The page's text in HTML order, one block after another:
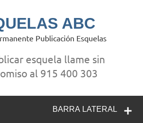
ABC
Publicación Esquelas
esquela llame sin
al 915 400 303
BARRA LATERAL